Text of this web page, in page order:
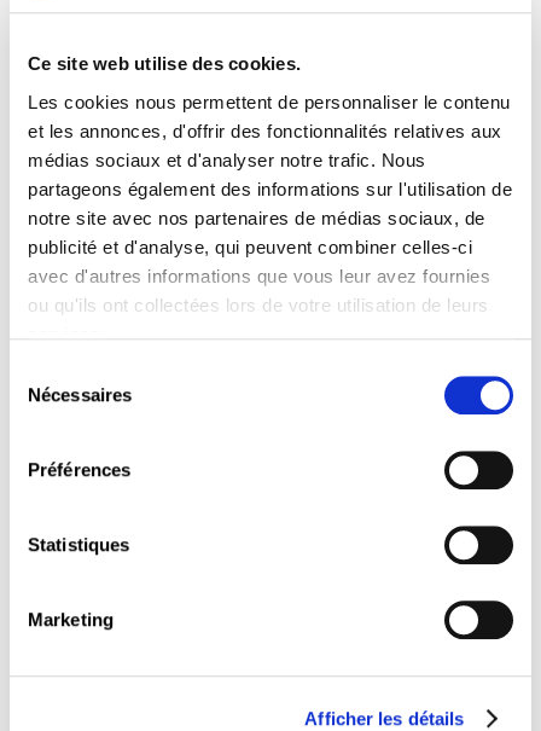
Ce site web utilise des cookies.
Les cookies nous permettent de personnaliser le contenu
et les annonces, d'offrir des fonctionnalités relatives aux
médias sociaux et d'analyser notre trafic. Nous
partageons également des informations sur l'utilisation de
notre site avec nos partenaires de médias sociaux, de
publicité et d'analyse, qui peuvent combiner celles-ci
avec d'autres informations que vous leur avez fournies
ou qu'ils ont collectées lors de votre utilisation de leurs
Nécessaires
Préférences
Statistiques
Marketing
Afficher les détails
and finance.
skills.
competitive environment.
Prerequisites
None.
Sessions
ME 180 €